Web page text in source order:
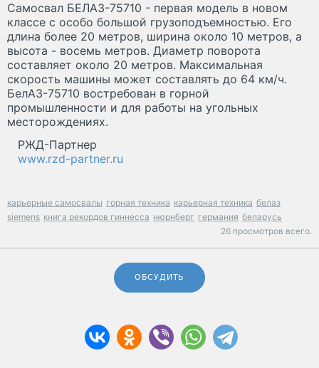
Самосвал БЕЛАЗ-75710 - первая модель в новом
классе с особо большой грузоподъемностью. Его
длина более 20 метров, ширина около 10 метров, а
высота - восемь метров. Диаметр поворота
составляет около 20 метров. Максимальная
скорость машины может составлять до 64 км/ч.
БелАЗ-75710 востребован в горной
промышленности и для работы на угольных
месторождениях.
РЖД-Партнер
www.rzd-partner.ru
карьерные самосвалы горная техника карьерная техника белаз
siemens книга рекордов гиннесса нюрнберг германия беларусь
26 просмотров всего.
ОБСУДИТЬ